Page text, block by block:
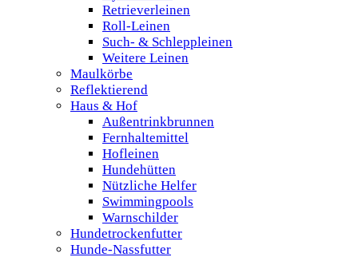
Retrieverleinen
Roll-Leinen
Such- & Schleppleinen
Weitere Leinen
Maulkörbe
Reflektierend
Haus & Hof
Außentrinkbrunnen
Fernhaltemittel
Hofleinen
Hundehütten
Nützliche Helfer
Swimmingpools
Warnschilder
Hundetrockenfutter
Hunde-Nassfutter